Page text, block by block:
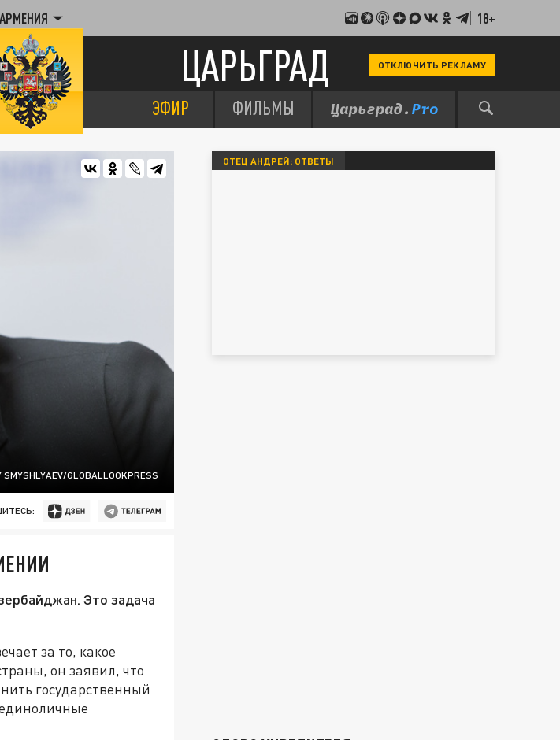
АРМЕНИЯ 18+
ЦАРЬГРАД ОТКЛЮЧИТЬ РЕКЛАМУ
ЭФИР ФИЛЬМЫ
GLOBALLOOKPRESS
Это задача
за то, какое
он заявил, что
государственный
ОТЕЦ АНДРЕЙ: ОТВЕТЫ